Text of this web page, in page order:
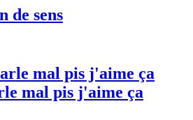
de sens
mal pis j'aime ça